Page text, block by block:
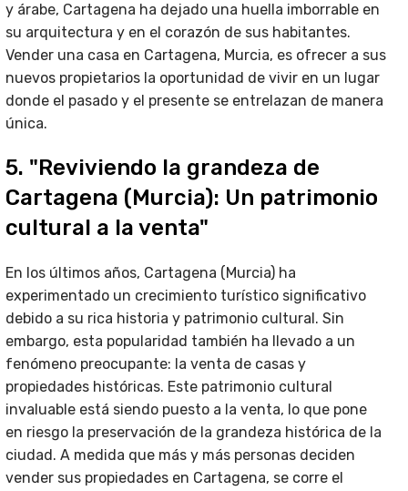
y árabe, Cartagena ha dejado una huella imborrable en
su arquitectura y en el corazón de sus habitantes.
Vender una casa en Cartagena, Murcia, es ofrecer a sus
nuevos propietarios la oportunidad de vivir en un lugar
donde el pasado y el presente se entrelazan de manera
única.
5. "Reviviendo la grandeza de
Cartagena (Murcia): Un patrimonio
cultural a la venta"
En los últimos años, Cartagena (Murcia) ha
experimentado un crecimiento turístico significativo
debido a su rica historia y patrimonio cultural. Sin
embargo, esta popularidad también ha llevado a un
fenómeno preocupante: la venta de casas y
propiedades históricas. Este patrimonio cultural
invaluable está siendo puesto a la venta, lo que pone
en riesgo la preservación de la grandeza histórica de la
ciudad. A medida que más y más personas deciden
vender sus propiedades en Cartagena, se corre el